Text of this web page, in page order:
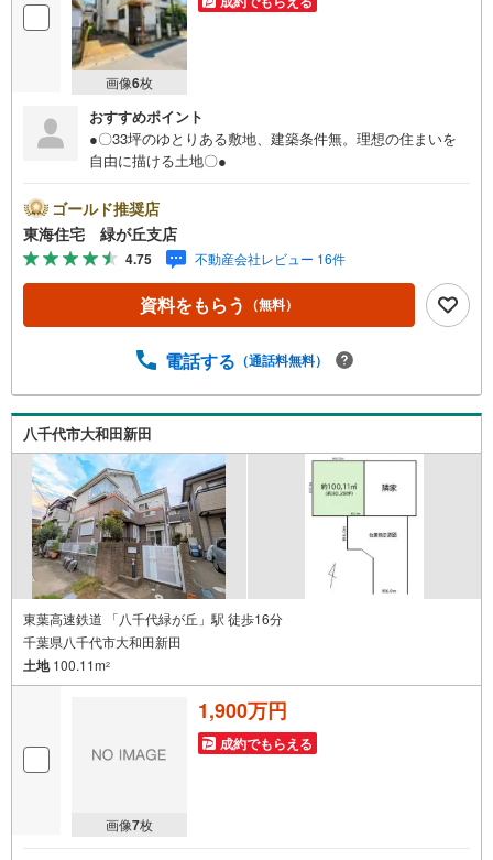
画像6枚
おすすめポイント
●〇33坪のゆとりある敷地、建築条件無。理想の住まいを
自由に描ける土地〇●
ゴールド推奨店
東海住宅 緑が丘支店
4.75 不動産会社レビュー 16件
資料をもらう （無料）
電話する （通話料無料）
八千代市大和田新田
東葉高速鉄道 「八千代緑が丘」駅 徒歩16分
千葉県八千代市大和田新田
土地100.11m2
画像7枚
1,900万円
成約でもらえる